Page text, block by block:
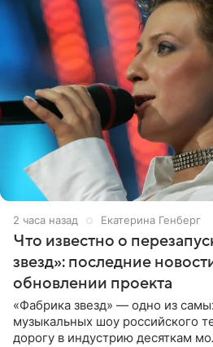
2 часа назад Екатерина Генберг
Что известно о
звезд»: последние
обновлении проекта
«Фабрика звезд» — одно из
музыкальных шоу российского
дорогу в индустрию десяткам